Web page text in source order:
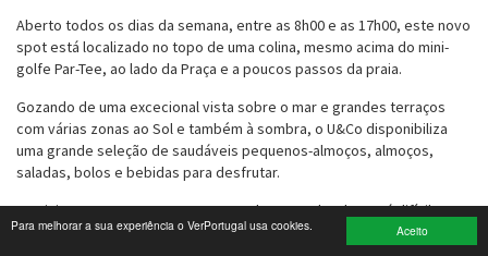
Aceito
Para melhorar a sua experiência o VerPortugal usa cookies.
Moda e Design
Cinema
Multimédia
Sugestões
Aberto todos os dias da semana, entre as 8h00 e as 17h00, este novo
spot está localizado no topo de uma colina, mesmo acima do mini-
golfe Par-Tee, ao lado da Praça e a poucos passos da praia.
Gozando de uma excecional vista sobre o mar e grandes terraços
com várias zonas ao Sol e também à sombra, o U&Co disponibiliza
uma grande seleção de saudáveis pequenos-almoços, almoços,
saladas, bolos e bebidas para desfrutar.
Ao visitar este espaço ao pequeno-almoço ou lanche será difícil
resistir ao U&Co Avocado Smash, uma torrada de arroz & trigo